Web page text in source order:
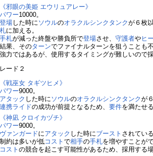
《邪眼の美姫 エウリュアレー》
パワー10000。
登場した時に ソウルのオラクルシンクタンクが６枚
札に加える。
手札が減った終盤や勝負所で登場させ、守護者やヒ
結果、そのターンでファイナルターンを狙うことも
強力ではあるが、使用するタイミングが難しいので
ード２
《戦巫女 タギツヒメ》
パワー9000。
アタック した時に ソウルのオラクルシンクタンクが
連携ライドの成功が前提となるため、要件を満たせ
《神凪 クロイカヅチ》
パワー9000。
ヴァンガードにアタック した時にブースト されてい
制約は多いが低コストで相手の手札を増やすことがで
コストの競合を起こす可能性があるため、採用する